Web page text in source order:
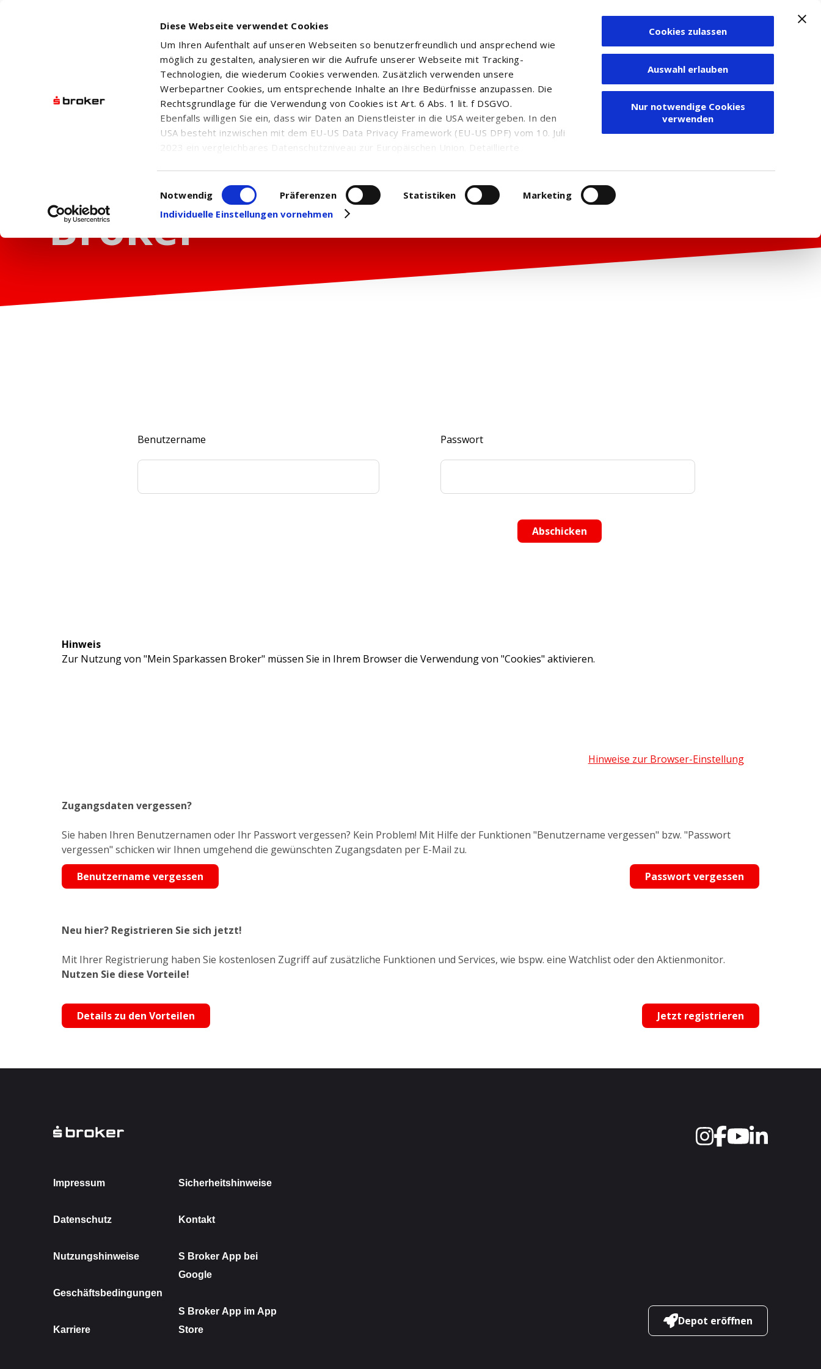
Diese Webseite verwendet Cookies
Um Ihren Aufenthalt auf unseren Webseiten so benutzerfreundlich und ansprechend wie
möglich zu gestalten, analysieren wir die Aufrufe unserer Webseite mit Tracking-
Technologien, die wiederum Cookies verwenden. Zusätzlich verwenden unsere
Werbepartner Cookies, um entsprechende Inhalte an Ihre Bedürfnisse anzupassen. Die
Rechtsgrundlage für die Verwendung von Cookies ist Art. 6 Abs. 1 lit. f DSGVO.
Ebenfalls willigen Sie ein, dass wir Daten an Dienstleister in die USA weitergeben. In den
USA besteht inzwischen mit dem EU-US Data Privacy Framework (EU-US DPF) vom 10. Juli
2023 ein vergleichbares Datenschutzniveau zur Europäischen Union. Detaillierte
in den USA, finden Sie auf unserer Seite zumDatenschutz. Dort können Sie Ihre
Einwilligung auch jederzeit widerrufen oder anpassen.
Einwilligungsauswahl
Notwendig Präferenzen Statistiken
Marketing
Individuelle Einstellungen vornehmen
Cookies zulassen
Auswahl erlauben
Nur notwendige Cookies
verwenden
Zum Depot
Benutzername Passwort
Hinweis
Zur Nutzung von "Mein Sparkassen Broker" müssen Sie in Ihrem Browser die Verwendung von "Cookies" aktivieren.
Hinweise zur Browser-Einstellung
Zugangsdaten vergessen?
Sie haben Ihren Benutzernamen oder Ihr Passwort vergessen? Kein Problem! Mit Hilfe der Funktionen "Benutzername vergessen" bzw. "Passwort
vergessen" schicken wir Ihnen umgehend die gewünschten Zugangsdaten per E-Mail zu.
Benutzername vergessen
Passwort vergessen
Neu hier? Registrieren Sie sich jetzt!
Mit Ihrer Registrierung haben Sie kostenlosen Zugriff auf zusätzliche Funktionen und Services, wie bspw. eine Watchlist oder den Aktienmonitor.
Nutzen Sie diese Vorteile!
Details zu den Vorteilen Jetzt registrieren